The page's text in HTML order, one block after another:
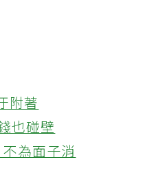
附著
也碰壁
為面子消